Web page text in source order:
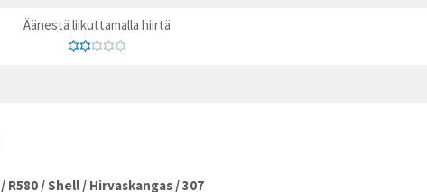
Äänestä liikuttamalla hiirtä
/ R580 /Shell / Hirvaskangas /307